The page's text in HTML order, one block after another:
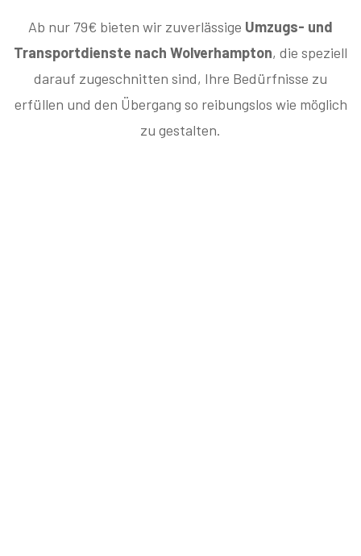
Ab nur 79€ bieten wir zuverlässige Umzugs- und
Transportdienste nach Wolverhampton, die speziell
darauf zugeschnitten sind, Ihre Bedürfnisse zu
erfüllen und den Übergang so reibungslos wie möglich
zu gestalten.